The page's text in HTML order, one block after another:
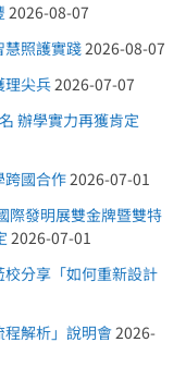
2026-08-07
照護實踐2026-08-07
尖兵2026-07-07
辦學實力再獲肯定
國合作2026-07-01
際發明展雙金牌暨雙特
2026-07-01
校分享「如何重新設計
解析」說明會2026-